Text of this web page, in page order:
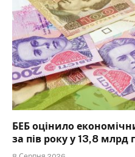
БЕБ оцінило
за пів року у 13,8 млрд